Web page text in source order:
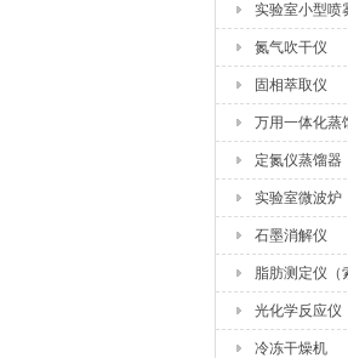
实验室小型喷
氮气吹干仪
固相萃取仪
万用一体化蒸
定氮仪蒸馏器
实验室微波炉
石墨消解仪
脂肪测定仪（
光化学反应仪
冷冻干燥机